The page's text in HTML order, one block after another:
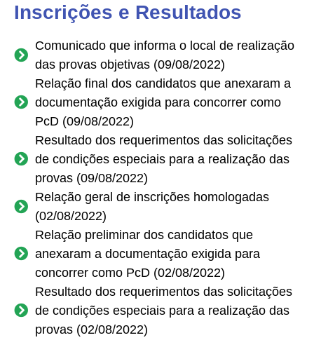
Inscrições e Resultados
Comunicado que informa o local de realização
das provas objetivas (09/08/2022)
Relação final dos candidatos que anexaram a
documentação exigida para concorrer como
PcD (09/08/2022)
Resultado dos requerimentos das solicitações
de condições especiais para a realização das
provas (09/08/2022)
Relação geral de inscrições homologadas
(02/08/2022)
Relação preliminar dos candidatos que
anexaram a documentação exigida para
concorrer como PcD (02/08/2022)
Resultado dos requerimentos das solicitações
de condições especiais para a realização das
provas (02/08/2022)